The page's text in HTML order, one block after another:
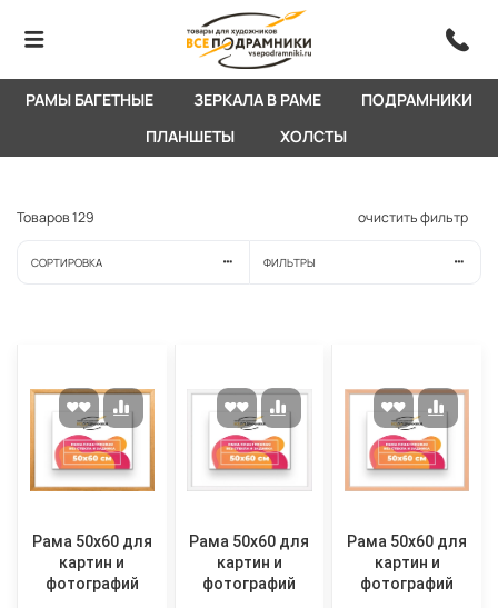
РАМЫ БАГЕТНЫЕ ЗЕРКАЛА В РАМЕ
ПОДРАМНИКИ
ПЛАНШЕТЫ
ХОЛСТЫ
Товаров129 очистить фильтр
СОРТИРОВКА ФИЛЬТРЫ
Рама 50x60 для
картин и
фотографий
Рама 50x60 для
картин и
фотографий
Рама 50x60 для
картин и
фотографий